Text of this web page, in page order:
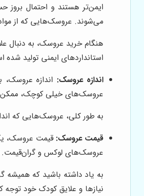
ایمن‌تر هستند و احتمال
می‌شوند. عروسک‌هایی که از
هنگام خرید عروسک، به دنبال
استانداردهای ایمنی تولید
اندازه عروسک: اندازه
عروسک‌های خیلی کوچک، ممکن
به طور کلی، عروسک‌هایی که اندازه آن‌ها بین 20 تا 40 سانتی‌متر است، برای کودکان در سنین مختلف
قیمت عروسک: قیمت عروسک،
عروسک‌های لوکس و گران‌قیمت.
به یاد داشته باشید که
نیازها و علایق کودک خود توجه